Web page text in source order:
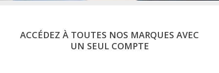
ACCÉDEZ À TOUTES NOS MARQUES AVEC
UN SEUL COMPTE